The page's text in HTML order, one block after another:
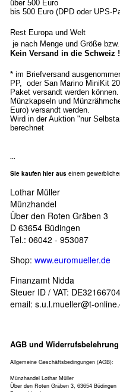
über 500 Euro auf
bis 500 Euro (DPD oder
Rest Europa und Welt
je nach Menge und Größe
Kein Versand in die Schweiz !
* im Briefversand
PP, oder San Marino MiniKit
Paket versandt werden können.
Münzkapseln und
Euro) versandt werden.
Wird in der Auktion "nur
berechnet
...
Sie kaufen hier aus einem
Lothar Müller
Münzhandel
Über den Roten Gräben 3
D 63654 Büdingen
Tel.: 06042 - 953087
Shop: www.euromueller.de
Finanzamt Nidda
Steuer ID / VAT:
email: s.u.l.mueller@t-
AGB und Widerrufsbelehrung
Allgemeine Geschäftsbedingungen (AGB):
Münzhandel Lothar Müller
Über den Roten Gräben 3, 63654 Büdingen